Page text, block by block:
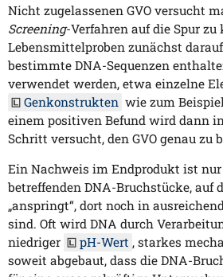
Nicht zugelassenen GVO versucht
Screening-Verfahren auf die Spur
Lebensmittelproben zunächst
bestimmte DNA-Sequenzen
verwendet werden, etwa einzelne
Genkonstrukten wie zum Beispiel
einem positiven Befund wird dann
Schritt versucht, den GVO genau zu
Ein Nachweis im Endprodukt ist
betreffenden DNA-Bruchstücke, auf
„anspringt“, dort noch in
sind. Oft wird DNA durch
niedriger
pH-Wert , starkes
soweit abgebaut, dass die DNA-